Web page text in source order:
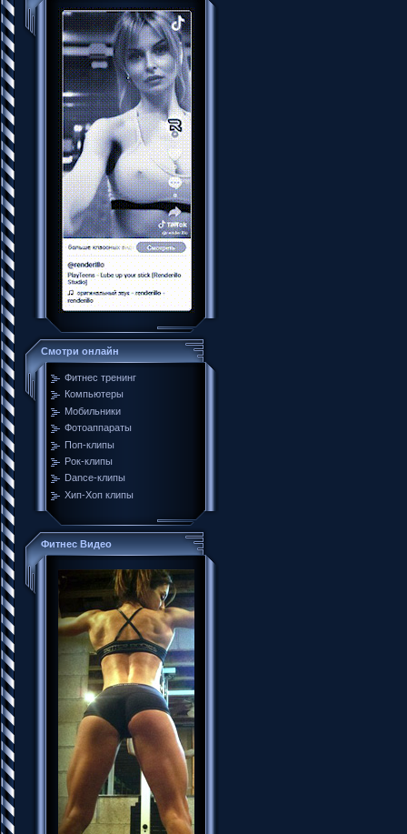
Смотри онлайн
Фитнес тренинг
Компьютеры
Мобильники
Фотоаппараты
Поп-клипы
Рок-клипы
Dance-клипы
Хип-Хоп клипы
Фитнес Видео